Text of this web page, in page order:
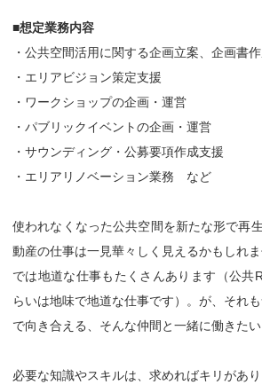
■想定業務内容
・公共空間活用に関する企画立案、企画書
・エリアビジョン策定支援
・ワークショップの企画・運営
・パブリックイベントの企画・運営
・サウンディング・公募要項作成支援
・エリアリノベーション業務 など
使われなくなった公共空間を新たな形で再
動産の仕事は一見華々しく見えるかもしれ
では地道な仕事もたくさんあります（公共
らいは地味で地道な仕事です）。が、それ
で向き合える、そんな仲間と一緒に働きたい
必要な知識やスキルは、求めればキリがあ